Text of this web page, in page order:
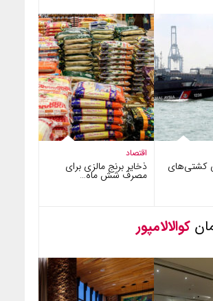
اقتصاد
ذخایر برنج مالزی برای
مصرف شش ماه…
کشتی‌های
کوالالامپور